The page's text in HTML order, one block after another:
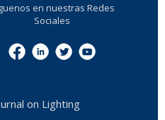
en nuestras Redes
Sociales
on Lighting